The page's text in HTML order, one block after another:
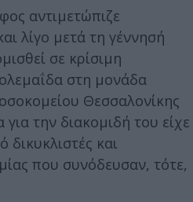
αντιμετώπιζε
λίγο μετά τη γέννησή
σε κρίσιμη
στη μονάδα
Θεσσαλονίκης
την διακομιδή του είχε
και
που συνόδευσαν, τότε,